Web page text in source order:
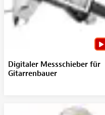
Digitaler Messschieber für
Gitarrenbauer